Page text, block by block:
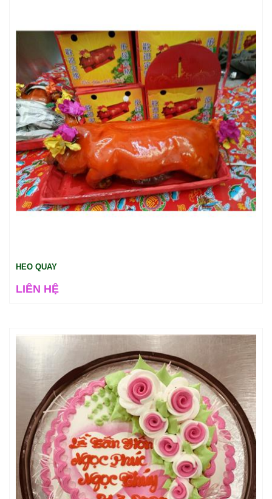
HEO QUAY
LIÊN HỆ